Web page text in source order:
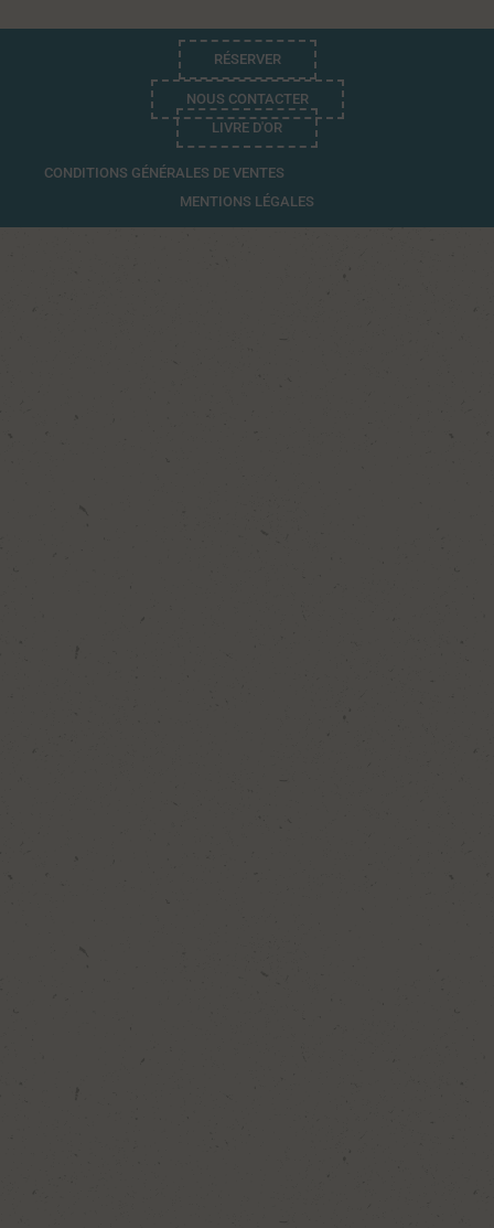
CONDITIONS GÉNÉRALES DE VENTES
MENTIONS LÉGALES
RÉSERVER
NOUS CONTACTER
LIVRE D'OR